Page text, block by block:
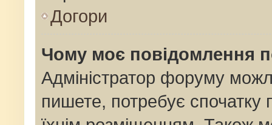
Догори
Чому моє повідомлення
Адміністратор форуму
пишете, потребує спочатку